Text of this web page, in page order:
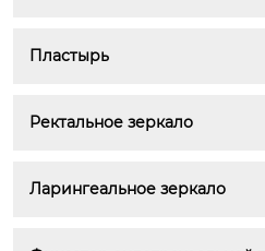
Пластырь
Ректальное зеркало
Ларингеальное зеркало